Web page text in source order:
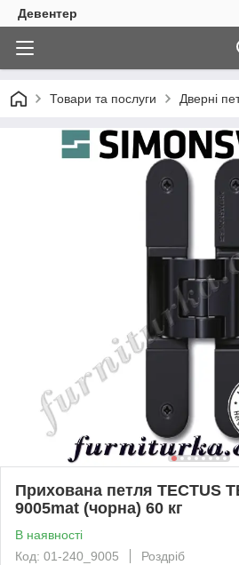
Девентер
Товари та послуги Дверні
Прихована петля TECTUS
9005mat (чорна) 60 кг
В наявності
Код: 01-240_9005
Роздріб